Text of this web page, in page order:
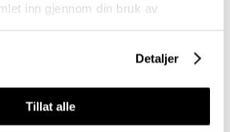
inn gjennom din bruk av
Detaljer
Tillat alle